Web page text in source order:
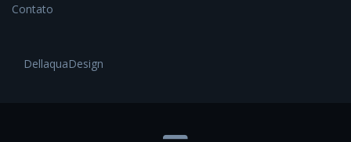
Contato
DellaquaDesign